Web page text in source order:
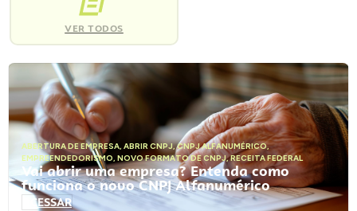
VER TODOS
ABERTURA DE EMPRESA, ABRIR CNPJ,CNPJ ALFANUMÉRICO,
EMPREENDEDORISMO, NOVO FORMATO DE CNPJ,RECEITA FEDERAL
Vai abrir uma empresa? Entenda como
funciona o novo CNPJ Alfanumérico
ACESSAR